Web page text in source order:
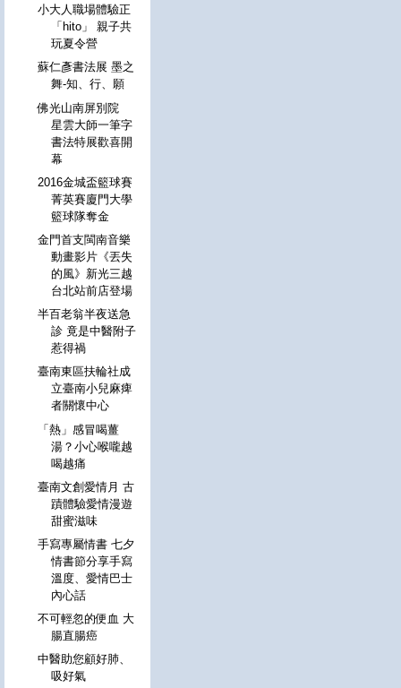
小大人職場體驗正
「hito」 親子共
玩夏令營
蘇仁彥書法展 墨之
舞-知、行、願
佛光山南屏別院
星雲大師一筆字
書法特展歡喜開
幕
2016金城盃籃球賽
菁英賽廈門大學
籃球隊奪金
金門首支閩南音樂
動畫影片《丟失
的風》新光三越
台北站前店登場
半百老翁半夜送急
診 竟是中醫附子
惹得禍
臺南東區扶輪社成
立臺南小兒麻痺
者關懷中心
「熱」感冒喝薑
湯？小心喉嚨越
喝越痛
臺南文創愛情月 古
蹟體驗愛情漫遊
甜蜜滋味
手寫專屬情書 七夕
情書節分享手寫
溫度、愛情巴士
內心話
不可輕忽的便血 大
腸直腸癌
中醫助您顧好肺、
吸好氣